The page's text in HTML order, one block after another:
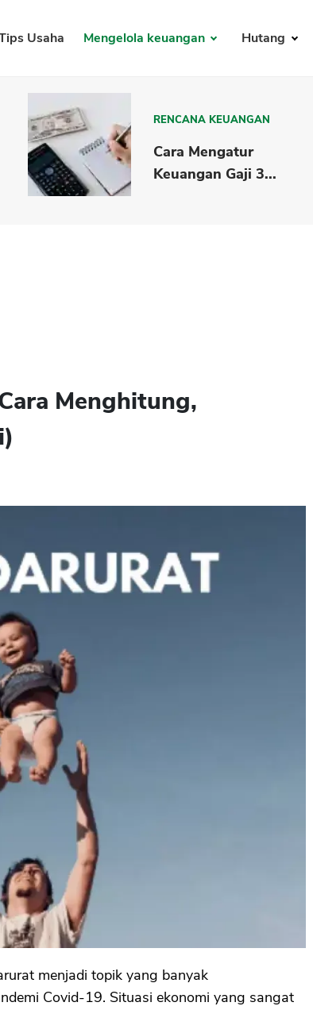
Usaha Mengelola keuangan Hutang
RENCANA KEUANGAN
Cara Mengatur
Keuangan Gaji 3...
Menghitung,
menjadi topik yang banyak
Covid-19. Situasi ekonomi yang sangat